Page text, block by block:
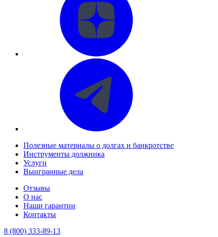
Полезные материалы о долгах и банкротстве
Инструменты должника
Услуги
Выигранные дела
Отзывы
О нас
Наши гарантии
Контакты
8 (800) 333-89-13